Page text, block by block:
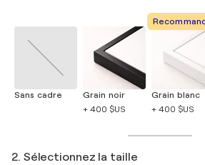
Sans cadre
Grain noir
+ 400 $US
Grain blanc
+ 400 $US
2. Sélectionnez la taille